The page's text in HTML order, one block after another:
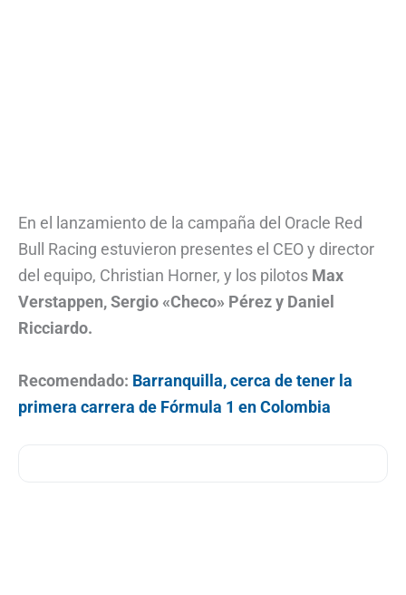
En el lanzamiento de la campaña del Oracle Red
Bull Racing estuvieron presentes el CEO y director
del equipo, Christian Horner, y los pilotos Max
Verstappen, Sergio «Checo» Pérez y Daniel
Ricciardo.
Recomendado: Barranquilla, cerca de tener la
primera carrera de Fórmula 1 en Colombia